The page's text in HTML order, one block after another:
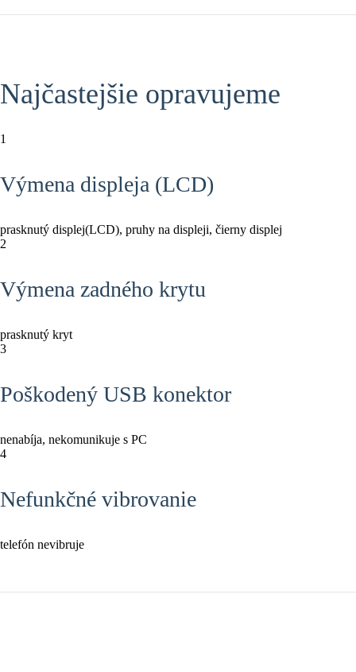
Najčastejšie opravujeme
1
Výmena displeja (LCD)
prasknutý displej(LCD), pruhy na displeji, čierny displej
2
Výmena zadného krytu
prasknutý kryt
3
Poškodený USB konektor
nenabíja, nekomunikuje s PC
4
Nefunkčné vibrovanie
telefón nevibruje